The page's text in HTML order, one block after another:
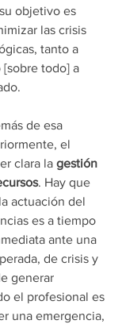
objetivo es
las crisis
tanto a
todo] a
de esa
el
clara la gestión
. Hay que
actuación del
es a tiempo
ante una
de crisis y
generar
el profesional es
una emergencia,